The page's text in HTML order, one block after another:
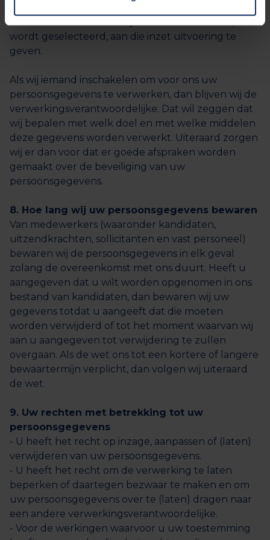
kunnen beoordelen of zij u willen inzetten en, als u
wordt geselecteerd, aan die inzet uitvoering te
geven.
Als wij iemand inschakelen om voor ons uw
persoonsgegevens te verwerken, dan blijven wij de
verwerkingsverantwoordelijke. Dat wil zeggen dat
wij bepalen met welk doel en met welke middelen
deze gegevens worden verwerkt. Uiteraard zorgen
wij er dan voor dat er goede afspraken worden
gemaakt over de beveiliging van uw
persoonsgegevens.
8. Hoe lang wij uw persoonsgegevens bewaren
Van medewerkers (waaronder kandidaten,
uitzendkrachten, sollicitanten en vast personeel)
bewaren wij de persoonsgegevens in elk geval
zolang de overeenkomst met ons duurt. Heeft u
aangegeven dat u wilt worden opgenomen in ons
bestand van kandidaten, dan bewaren wij uw
gegevens totdat u aangeeft dat die moeten
worden verwijderd of tot het moment waarvan wij
aan u aangegeven tot verwijdering te zullen
overgaan. Als de wet ons tot een kortere of langere
bewaartermijn verplicht, dan volgen wij uiteraard
de wet.
9. Uw rechten met betrekking tot uw
persoonsgegevens
- U heeft het recht op inzage, aanpassen of (laten)
verwijderen van uw persoonsgegevens.
- U heeft het recht om de verwerking te laten
beperken of daartegen bezwaar te maken en om
uw persoonsgegevens over te (laten) dragen naar
een andere verwerkingsverantwoordelijke.
- Voor de werkingen waarvoor u uw toestemming